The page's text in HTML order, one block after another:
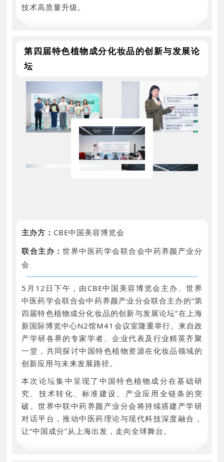
技术高质量升级。
第四届特色植物成分化妆品的创新与发展论
坛
主办方： CBE中国美容博览会
联合主办：世界中医药学会联合会中药养颜产业分
会
5月12日下午，由CBE中国美容博览会主办、世界
中医药学会联合会中药养颜产业分会联合主办的“第
四届特色植物成分化妆品的创新与发展论坛”在上海
新国际博览中心N2馆M41会议室隆重举行。来自政
产学研各界的专家学者、企业代表及行业精英齐聚
一堂，共同探讨中国特色植物资源在化妆品领域的
创新应用与未来发展路径。
本次论坛集中呈现了中国特色植物成分在基础研
究、技术转化、标准建设、产业应用全链条的突
破。世界中联中药养颜产业分会将持续搭建产学研
对话平台，推动中医药理论与现代科技深度融合，
让“中国成分”从上海出发，走向全球舞台。